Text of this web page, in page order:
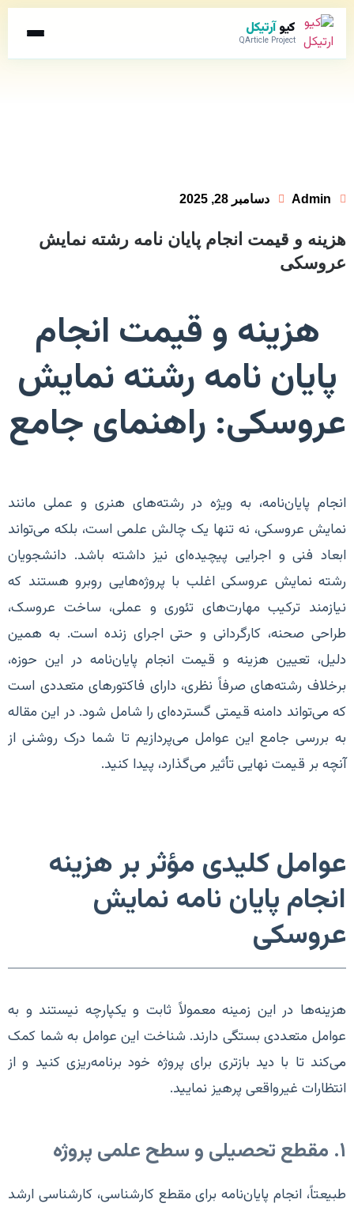
کیوآرتیکل
QArticle Project
Admin دسامبر 28, 2025
هزینه و قیمت انجام پایان نامه رشته نمایش
عروسکی
هزینه و قیمت انجام
پایان نامه رشته نمایش
عروسکی: راهنمای جامع
انجام پایان‌نامه، به ویژه در رشته‌های هنری و عملی مانند
نمایش عروسکی، نه تنها یک چالش علمی است، بلکه می‌تواند
ابعاد فنی و اجرایی پیچیده‌ای نیز داشته باشد. دانشجویان
رشته نمایش عروسکی اغلب با پروژه‌هایی روبرو هستند که
نیازمند ترکیب مهارت‌های تئوری و عملی، ساخت عروسک،
طراحی صحنه، کارگردانی و حتی اجرای زنده است. به همین
دلیل، تعیین هزینه و قیمت انجام پایان‌نامه در این حوزه،
برخلاف رشته‌های صرفاً نظری، دارای فاکتورهای متعددی است
که می‌تواند دامنه قیمتی گسترده‌ای را شامل شود. در این مقاله
به بررسی جامع این عوامل می‌پردازیم تا شما درک روشنی از
آنچه بر قیمت نهایی تأثیر می‌گذارد، پیدا کنید.
عوامل کلیدی مؤثر بر هزینه
انجام پایان نامه نمایش
عروسکی
هزینه‌ها در این زمینه معمولاً ثابت و یکپارچه نیستند و به
عوامل متعددی بستگی دارند. شناخت این عوامل به شما کمک
می‌کند تا با دید بازتری برای پروژه خود برنامه‌ریزی کنید و از
انتظارات غیرواقعی پرهیز نمایید.
۱. مقطع تحصیلی و سطح علمی پروژه
طبیعتاً، انجام پایان‌نامه برای مقطع کارشناسی، کارشناسی ارشد